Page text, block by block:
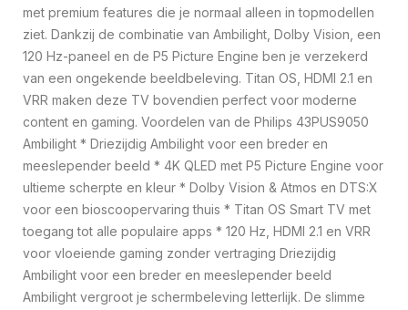
met premium features die je normaal alleen in topmodellen
ziet. Dankzij de combinatie van Ambilight, Dolby Vision, een
120 Hz-paneel en de P5 Picture Engine ben je verzekerd
van een ongekende beeldbeleving. Titan OS, HDMI 2.1 en
VRR maken deze TV bovendien perfect voor moderne
content en gaming. Voordelen van de Philips 43PUS9050
Ambilight * Driezijdig Ambilight voor een breder en
meeslepender beeld * 4K QLED met P5 Picture Engine voor
ultieme scherpte en kleur * Dolby Vision & Atmos en DTS:X
voor een bioscoopervaring thuis * Titan OS Smart TV met
toegang tot alle populaire apps * 120 Hz, HDMI 2.1 en VRR
voor vloeiende gaming zonder vertraging Driezijdig
Ambilight voor een breder en meeslepender beeld
Ambilight vergroot je schermbeleving letterlijk. De slimme